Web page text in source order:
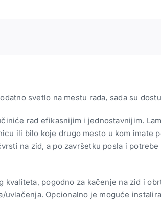
svetlo na mestu rada, sada su
rad efikasnijim i jednostavnijim.
ili bilo koje drugo mesto u kom imate
na zid, a po završetku posla i
pogodno za kačenje na zid i
Opcionalno je moguće